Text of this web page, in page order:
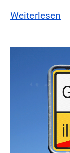
Weiterlesen